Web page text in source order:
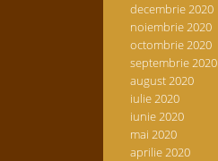
decembrie 2020
noiembrie 2020
octombrie 2020
septembrie 2020
august 2020
iulie 2020
iunie 2020
mai 2020
aprilie 2020